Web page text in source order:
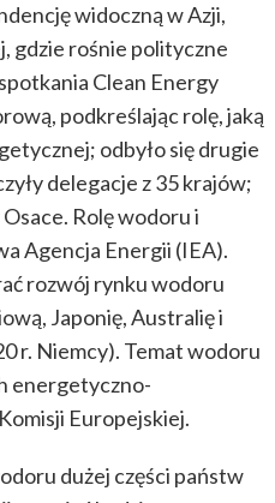
widoczną w Azji,
gdzie rośnie polityczne
Clean Energy
podkreślając rolę, jaką
odbyło się drugie
delegacje z 35 krajów;
Rolę wodoru i
Agencja Energii (IEA).
rozwój rynku wodoru
Japonię, Australię i
r. Niemcy). Temat wodoru
energetyczno-
Europejskiej.
dużej części państw